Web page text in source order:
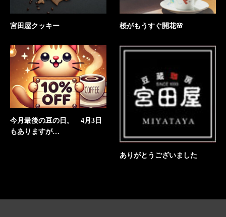
宮田屋クッキー 桜がもうすぐ開花🌸
今月最後の豆の日。 4月3日
もありますが…
ありがとうございました